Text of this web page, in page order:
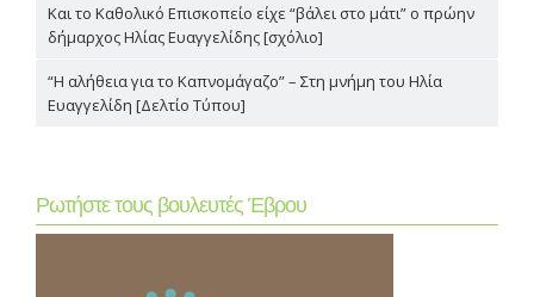
Και το Καθολικό Επισκοπείο είχε “βάλει στο μάτι” ο πρώην
δήμαρχος Ηλίας Ευαγγελίδης [σχόλιο]
“Η αλήθεια για το Καπνομάγαζο” – Στη μνήμη του Ηλία
Ευαγγελίδη [Δελτίο Τύπου]
Ρωτήστε τους βουλευτές Έβρου